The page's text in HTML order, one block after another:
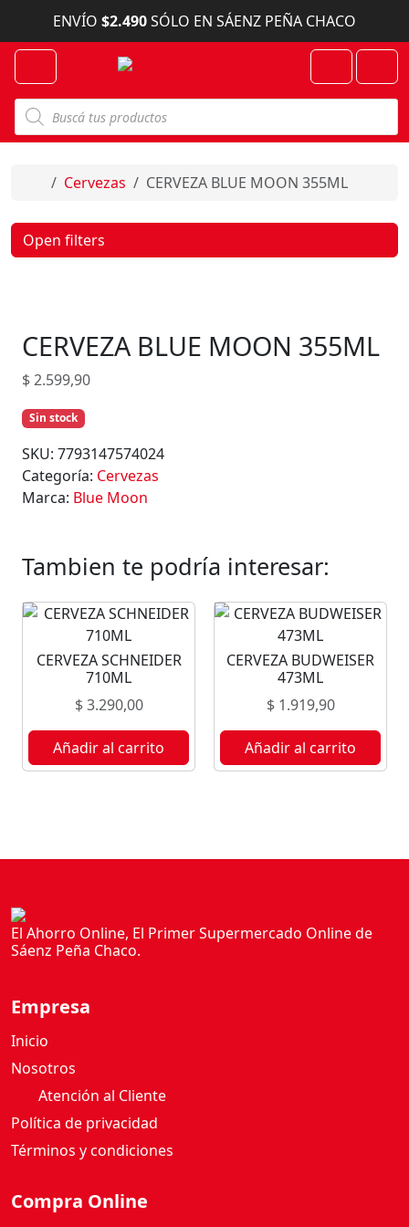
Skip to content
ENVÍO $2.490SÓLO EN SÁENZ PEÑA CHACO
B
s
q
d
Account
Cart
Home
Cervezas CERVEZA BLUE MOON 355ML
CERVEZA BLUE MOON 355ML
$2.599,90
Sin stock
SKU: 7793147574024
Categoría: Cervezas
Marca: Blue Moon
Tambien te podría interesar:
CERVEZA SCHNEIDER
710ML
$3.290,00
Añadir al carrito
CERVEZA BUDWEISER
473ML
$1.919,90
Añadir al carrito
Open filters
El Ahorro Online, El Primer Supermercado Online de
Sáenz Peña Chaco.
Empresa
Inicio
Nosotros
Atención al Cliente
Política de privacidad
Términos y condiciones
Compra Online